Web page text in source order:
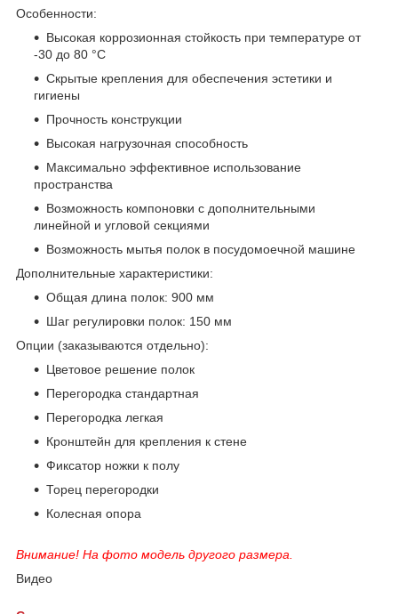
Особенности:
Высокая коррозионная стойкость при температуре от
-30 до 80 °С
Скрытые крепления для обеспечения эстетики и
гигиены
Прочность конструкции
Высокая нагрузочная способность
Максимально эффективное использование
пространства
Возможность компоновки с дополнительными
линейной и угловой секциями
Возможность мытья полок в посудомоечной машине
Дополнительные характеристики:
Общая длина полок: 900 мм
Шаг регулировки полок: 150 мм
Опции (заказываются отдельно):
Цветовое решение полок
Перегородка стандартная
Перегородка легкая
Кронштейн для крепления к стене
Фиксатор ножки к полу
Торец перегородки
Колесная опора
Внимание! На фото модель другого размера.
Видео